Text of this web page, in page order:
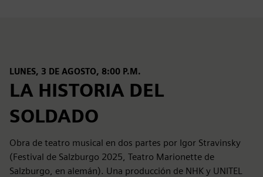
LUNES, 3 DE AGOSTO, 8:00 P.M.
LA HISTORIA DEL
SOLDADO
Obra de teatro musical en dos partes por Igor Stravinsky
(Festival de Salzburgo 2025, Teatro Marionette de
Salzburgo, en alemán). Una producción de NHK y UNITEL